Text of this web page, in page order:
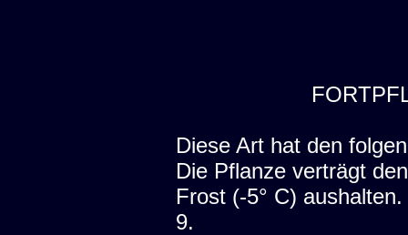
Diese Art hat den
Die Pflanze verträgt
Frost (-5° C)
9.